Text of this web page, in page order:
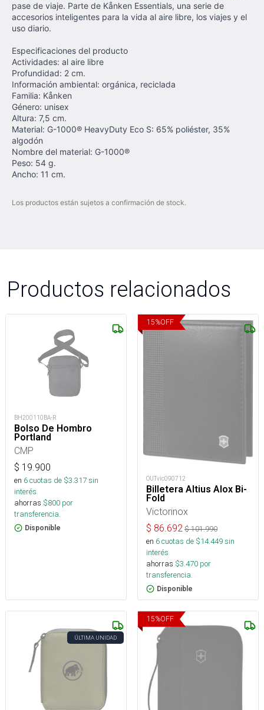
pase de viaje. Parte de Kånken Essentials, una serie de
accesorios inteligentes para la vida al aire libre, los viajes y el
uso diario.
Especificaciones del producto
Actividades: al aire libre
Profundidad: 2 cm.
Información ambiental: orgánica, reciclada
Familia: Kånken
Género: unisex
Altura: 7,5 cm.
Material: G-1000® HeavyDuty Eco S: 65% poliéster, 35%
algodón
Nombre del material: G-1000®
Peso: 54 g.
Ancho: 11 cm.
Los productos están sujetos a confirmación de stock.
Productos relacionados
BH200110BA-R
Bolso De Hombro
Portland
CMP
$ 19.900
en 6cuotas de $3.317sin
interés
ahorras $800 por
transferencia.
Disponible
15%OFF
OUTvic090712
Billetera Altius Alox Bi-
Fold
Victorinox
$ 86.692 $101.990
en 6cuotas de $14.449sin
interés
ahorras $3.470 por
transferencia.
Disponible
ÚLTIMA UNIDAD
15%OFF